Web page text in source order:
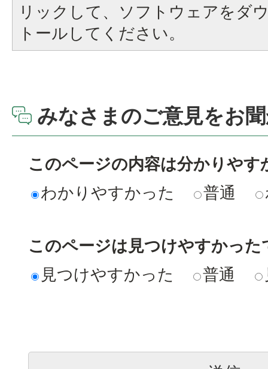
リックして、ソフトウェアをダ
トールしてください。
みなさまのご意見をお
このページの内容は分かりやす
わかりやすかった
普通
このページは見つけやすかった
見つけやすかった
普通